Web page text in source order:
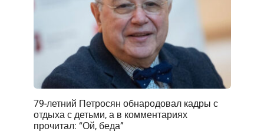
79-летний Петросян обнародовал кадры с
отдыха с детьми, а в комментариях
прочитал: “Ой, беда”